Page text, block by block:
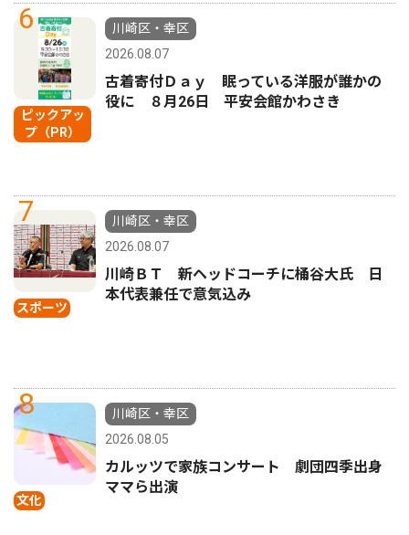
6
ピックアッ
プ（PR）
川崎区・幸区
2026.08.07
古着寄付Ｄａｙ 眠っている洋服が誰かの
役に ８月26日 平安会館かわさき
7
スポーツ
川崎区・幸区
2026.08.07
川崎ＢＴ 新ヘッドコーチに桶谷大氏 日
本代表兼任で意気込み
8
文化
川崎区・幸区
2026.08.05
カルッツで家族コンサート 劇団四季出身
ママら出演